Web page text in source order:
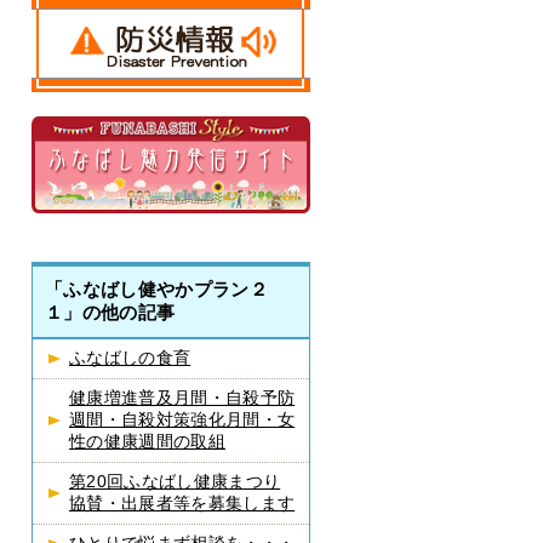
「ふなばし健やかプラン２
１」の他の記事
ふなばしの食育
健康増進普及月間・自殺予防
週間・自殺対策強化月間・女
性の健康週間の取組
第20回ふなばし健康まつり
協賛・出展者等を募集します